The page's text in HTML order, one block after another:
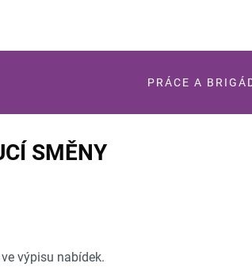
PRÁCE A
SMĚNY
výpisu nabídek.